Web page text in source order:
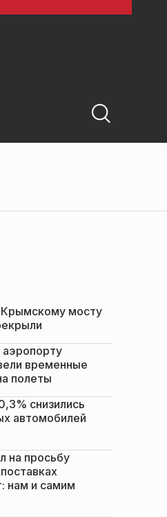
мосту
аэропорту
временные
полеты
снизились
автомобилей
на просьбу
нам и самим